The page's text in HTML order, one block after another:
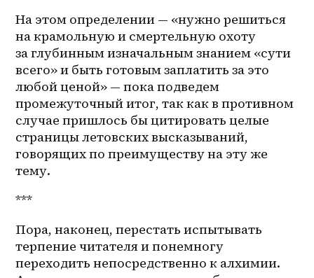
На этом определении — «нужно решиться
на крамольную и смертельную охоту
за глубинным изначальным знанием «сути
всего» и быть готовым заплатить за это
любой ценой» — пока подведем
промежуточный итог, так как в противном
случае пришлось бы цитировать целые
страницы летовских высказываний,
говорящих по преимуществу на эту же
тему.
***
Пора, наконец, перестать испытывать
терпение читателя и понемногу
переходить непосредственно к алхимии.